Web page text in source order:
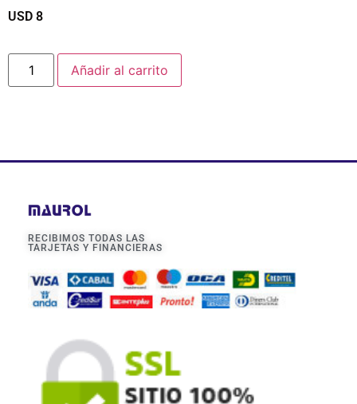
USD 8
Añadir al carrito
RECIBIMOS TODAS LAS
TARJETAS Y FINANCIERAS